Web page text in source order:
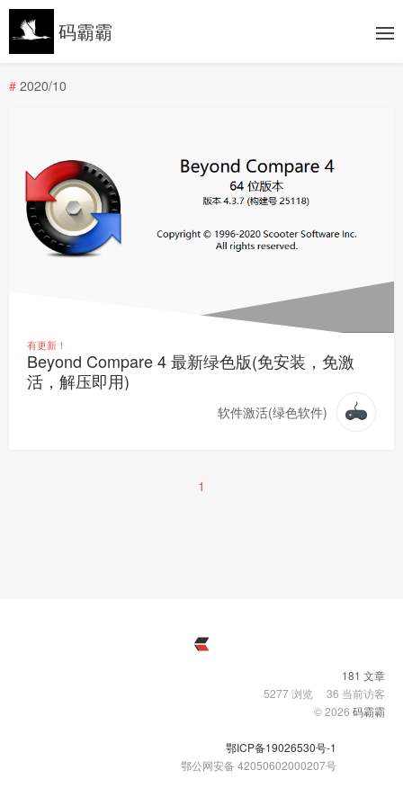
码霸霸
# 2020/10
有更新！
Beyond Compare 4 最新绿色版(免安装，免激
活，解压即用)
软件激活(绿色软件)
1
181 文章
5277 浏览 36 当前访客
© 2026 码霸霸
鄂ICP备19026530号-1
鄂公网安备 42050602000207号